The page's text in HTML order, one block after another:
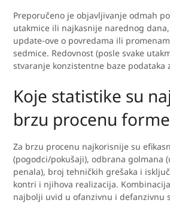
Preporučeno je objavljivanje odmah
utakmice ili najkasnije narednog
update-ove o povredama ili
sedmice. Redovnost (posle svake
stvaranje konzistentne baze podataka
Koje statistike su
brzu procenu
Za brzu procenu najkorisnije su
(pogodci/pokušaji), odbrana golmana
penala), broj tehničkih grešaka i
kontri i njihova realizacija.
najbolji uvid u ofanzivnu i defanzivnu